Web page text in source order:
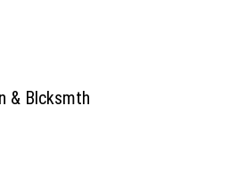
& Blcksmth